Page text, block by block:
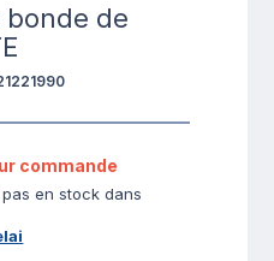
bonde de
commande
en stock dans